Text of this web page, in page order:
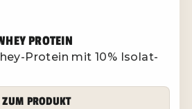
PROTEIN
Protein mit 10% Isolat-
ZUM PRODUKT